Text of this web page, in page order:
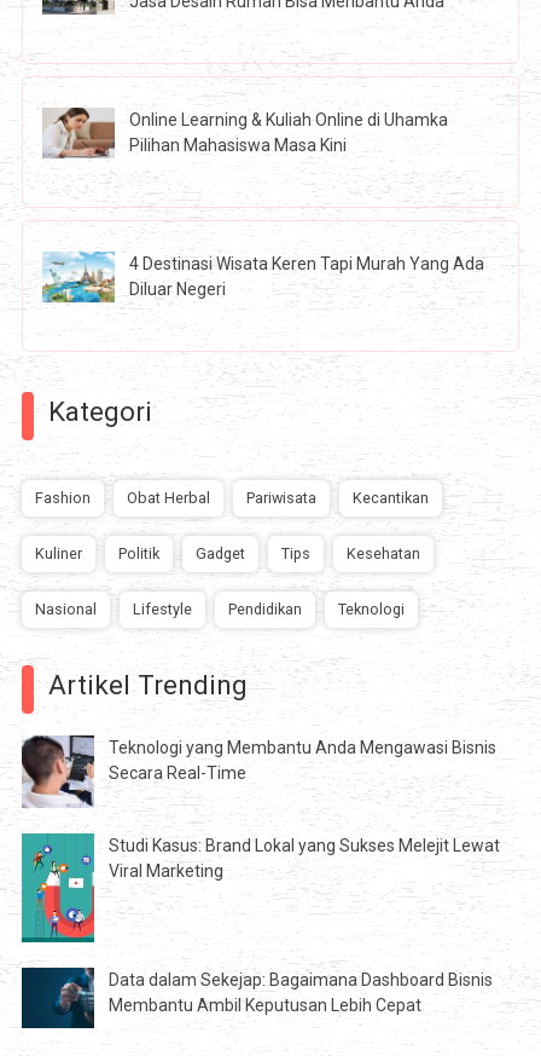
Online Learning & Kuliah Online di Uhamka
Pilihan Mahasiswa Masa Kini
4 Destinasi Wisata Keren Tapi Murah Yang Ada
Diluar Negeri
Kategori
Fashion Obat Herbal Pariwisata Kecantikan
Kuliner Politik Gadget Tips Kesehatan
Nasional Lifestyle Pendidikan Teknologi
Artikel Trending
Teknologi yang Membantu Anda Mengawasi Bisnis
Secara Real-Time
Studi Kasus: Brand Lokal yang Sukses Melejit Lewat
Viral Marketing
Data dalam Sekejap: Bagaimana Dashboard Bisnis
Membantu Ambil Keputusan Lebih Cepat